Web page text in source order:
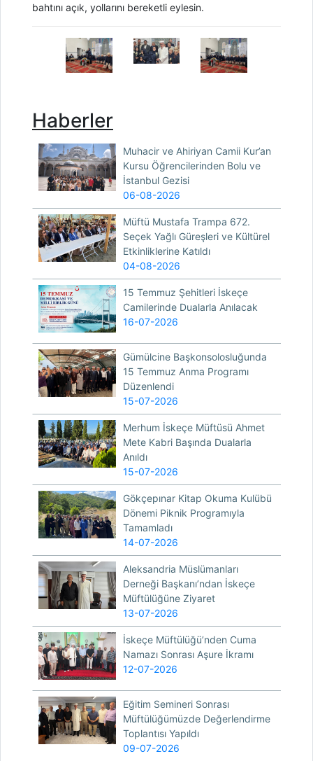
bahtını açık, yollarını bereketli eylesin.
Haberler
Muhacir ve Ahiriyan Camii Kur’an
Kursu Öğrencilerinden Bolu ve
İstanbul Gezisi
06-08-2026
Müftü Mustafa Trampa 672.
Seçek Yağlı Güreşleri ve Kültürel
Etkinliklerine Katıldı
04-08-2026
15 Temmuz Şehitleri İskeçe
Camilerinde Dualarla Anılacak
16-07-2026
Gümülcine Başkonsolosluğunda
15 Temmuz Anma Programı
Düzenlendi
15-07-2026
Merhum İskeçe Müftüsü Ahmet
Mete Kabri Başında Dualarla
Anıldı
15-07-2026
Gökçepınar Kitap Okuma Kulübü
Dönemi Piknik Programıyla
Tamamladı
14-07-2026
Aleksandria Müslümanları
Derneği Başkanı’ndan İskeçe
Müftülüğüne Ziyaret
13-07-2026
İskeçe Müftülüğü’nden Cuma
Namazı Sonrası Aşure İkramı
12-07-2026
Eğitim Semineri Sonrası
Müftülüğümüzde Değerlendirme
Toplantısı Yapıldı
09-07-2026